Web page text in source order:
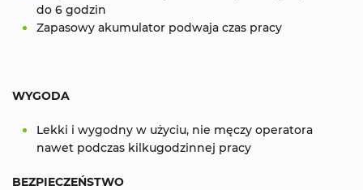
do 6 godzin
Zapasowy akumulator podwaja czas pracy
WYGODA
Lekki i wygodny w użyciu, nie męczy operatora
nawet podczas kilkugodzinnej pracy
BEZPIECZEŃSTWO